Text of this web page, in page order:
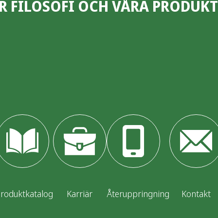
FILOSOFI OCH VÅRA
Karriär Återuppringning Kontakt